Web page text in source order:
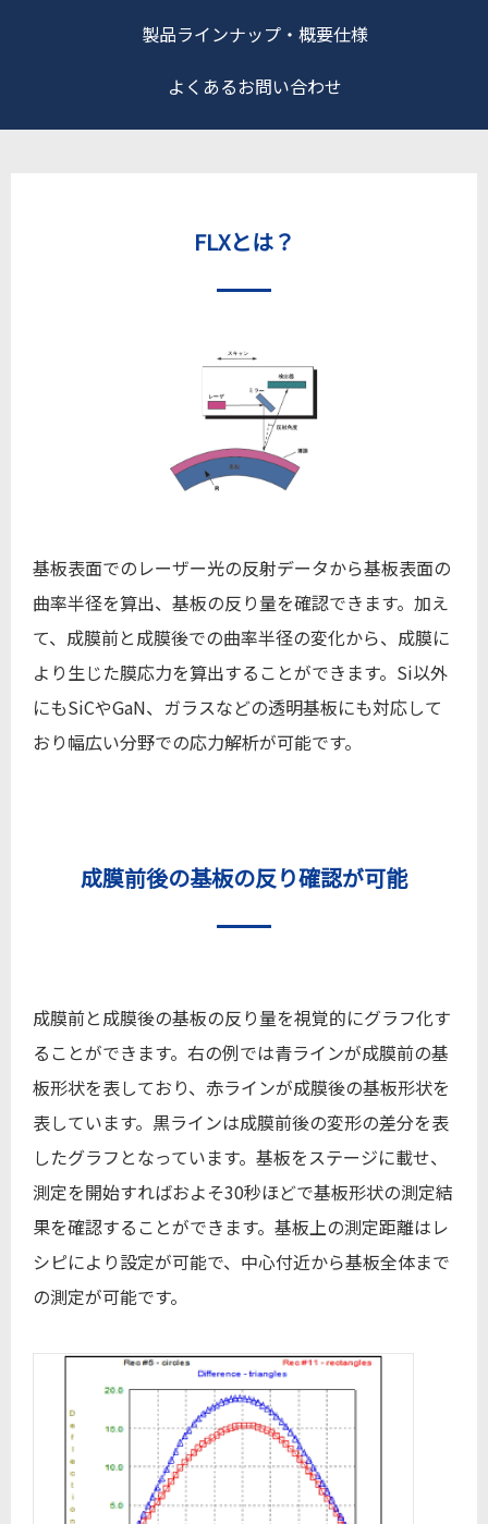
製品ラインナップ・概要仕様
よくあるお問い合わせ
FLXとは？
基板表面でのレーザー光の反射データから基板表面の
曲率半径を算出、基板の反り量を確認できます。加え
て、成膜前と成膜後での曲率半径の変化から、成膜に
より生じた膜応力を算出することができます。Si以外
にもSiCやGaN、ガラスなどの透明基板にも対応して
おり幅広い分野での応力解析が可能です。
成膜前後の基板の反り確認が可能
成膜前と成膜後の基板の反り量を視覚的にグラフ化す
ることができます。右の例では青ラインが成膜前の基
板形状を表しており、赤ラインが成膜後の基板形状を
表しています。黒ラインは成膜前後の変形の差分を表
したグラフとなっています。基板をステージに載せ、
測定を開始すればおよそ30秒ほどで基板形状の測定結
果を確認することができます。基板上の測定距離はレ
シピにより設定が可能で、中心付近から基板全体まで
の測定が可能です。